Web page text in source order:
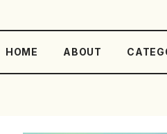
HOME ABOUT